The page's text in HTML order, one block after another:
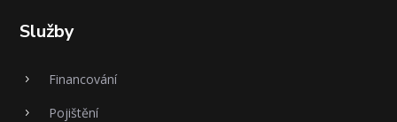
Služby
5 Financování
5 Pojištění